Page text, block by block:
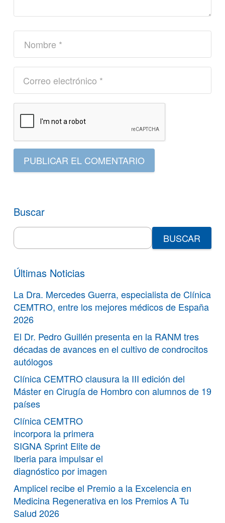
PUBLICAR EL COMENTARIO
Buscar
Search
for:
Últimas Noticias
La Dra. Mercedes Guerra, especialista de Clínica
CEMTRO, entre los mejores médicos de España
2026
El Dr. Pedro Guillén presenta en la RANM tres
décadas de avances en el cultivo de condrocitos
autólogos
Clínica CEMTRO clausura la III edición del
Máster en Cirugía de Hombro con alumnos de 19
países
Clínica CEMTRO
incorpora la primera
SIGNA Sprint Elite de
Iberia para impulsar el
diagnóstico por imagen
Amplicel recibe el Premio a la Excelencia en
Medicina Regenerativa en los Premios A Tu
Salud 2026